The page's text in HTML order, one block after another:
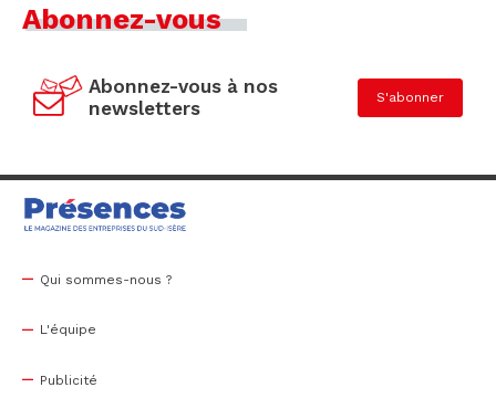
Abonnez-vous
Abonnez-vous à nos
newsletters
S'abonner
Qui sommes-nous ?
L'équipe
Publicité